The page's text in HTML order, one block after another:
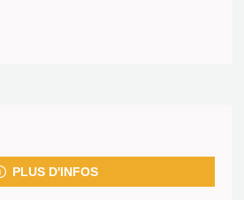
PLUS D'INFOS